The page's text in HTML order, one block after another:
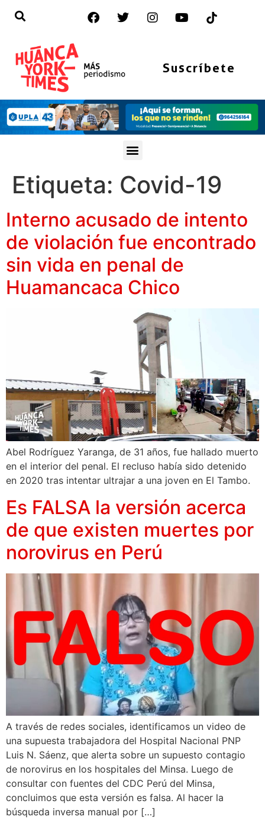
Suscríbete
Etiqueta: Covid-19
Interno acusado de intento
de violación fue encontrado
sin vida en penal de
Huamancaca Chico
Abel Rodríguez Yaranga, de 31 años, fue hallado muerto
en el interior del penal. El recluso había sido detenido
en 2020 tras intentar ultrajar a una joven en El Tambo.
Es FALSA la versión acerca
de que existen muertes por
norovirus en Perú
A través de redes sociales, identificamos un video de
una supuesta trabajadora del Hospital Nacional PNP
Luis N. Sáenz, que alerta sobre un supuesto contagio
de norovirus en los hospitales del Minsa. Luego de
consultar con fuentes del CDC Perú del Minsa,
concluimos que esta versión es falsa. Al hacer la
búsqueda inversa manual por […]